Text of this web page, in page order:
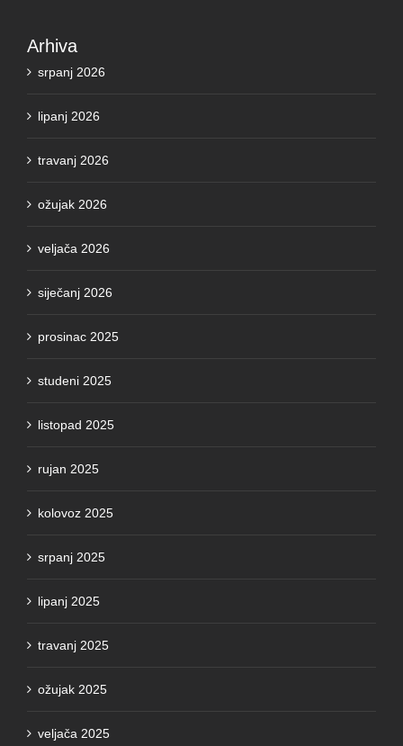
Arhiva
srpanj 2026
lipanj 2026
travanj 2026
ožujak 2026
veljača 2026
siječanj 2026
prosinac 2025
studeni 2025
listopad 2025
rujan 2025
kolovoz 2025
srpanj 2025
lipanj 2025
travanj 2025
ožujak 2025
veljača 2025